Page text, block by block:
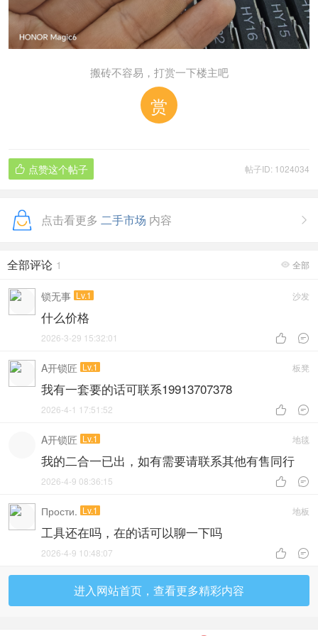
搬砖不容易，打赏一下楼主吧
赏
帖子ID: 1024034
 点赞这个帖子

点击看更多 二手市场 内容
 全部
全部评论 1
沙发
锁无事 Lv.1
什么价格
 
2026-3-29 15:32:01
板凳
A开锁匠 Lv.1
我有一套要的话可联系19913707378
 
2026-4-1 17:51:52
地毯
A开锁匠 Lv.1
我的二合一已出，如有需要请联系其他有售同行
 
2026-4-9 08:36:15
地板
Прости. Lv.1
工具还在吗，在的话可以聊一下吗
 
2026-4-9 10:48:07
进入网站首页，查看更多精彩内容